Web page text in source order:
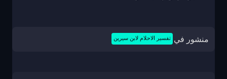
منشور في تفسير الاحلام لابن سيرين